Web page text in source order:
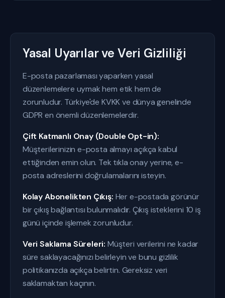
Yasal Uyarılar ve Veri Gizliliği
E-posta pazarlaması yaparken yasal
düzenlemelere uymak hem etik hem de
zorunludur. Türkiye'de KVKK ve dünya genelinde
GDPR en önemli düzenlemelerdir.
Çift Katmanlı Onay (Double Opt-in):
Müşterilerinizin e-posta almayı açıkça kabul
ettiğinden emin olun. Tek tıkla onay yerine, e-
posta adreslerini doğrulamalarını isteyin.
Kolay Abonelikten Çıkış: Her e-postada görünür
bir çıkış bağlantısı bulunmalıdır. Çıkış isteklerini 10 iş
günü içinde işlemek zorunludur.
Veri Saklama Süreleri: Müşteri verilerini ne kadar
süre saklayacağınızı belirleyin ve bunu gizlilik
politikanızda açıkça belirtin. Gereksiz veri
saklamaktan kaçının.